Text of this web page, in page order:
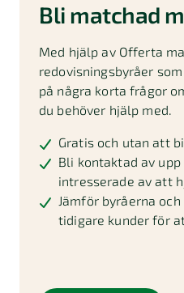
Bli matchad
Med hjälp av Offerta
redovisningsbyråer
på några korta frågor
du behöver hjälp med.
Gratis och utan att
Bli kontaktad av
intresserade av att
Jämför byråerna
tidigare kunder för